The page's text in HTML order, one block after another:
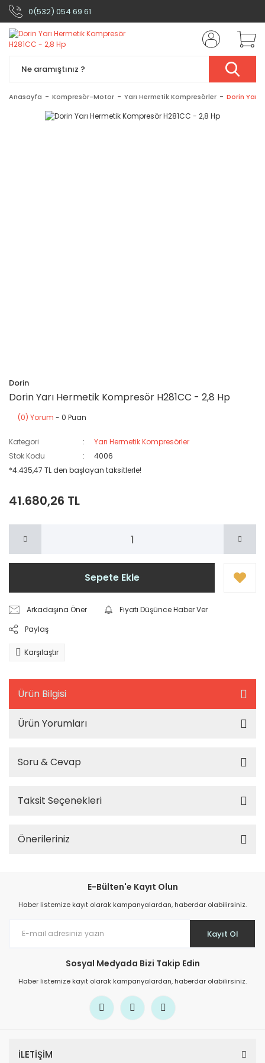
0(532) 054 69 61
Anasayfa Kompresör-Motor Yarı Hermetik Kompresörler Dorin Yarı
Dorin
Dorin Yarı Hermetik Kompresör H281CC - 2,8 Hp
(0) Yorum - 0 Puan
Kategori
Yarı Hermetik Kompresörler
Stok Kodu
4006
*4.435,47 TL den başlayan taksitlerle!
41.680,26 TL
Sepete Ekle
Arkadaşına Öner
Fiyatı Düşünce Haber Ver
Paylaş
Karşılaştır
Ürün Bilgisi
Ürün Yorumları
Soru & Cevap
Taksit Seçenekleri
Önerileriniz
E-Bülten'e Kayıt Olun
Haber listemize kayıt olarak kampanyalardan, haberdar olabilirsiniz.
Kayıt Ol
Sosyal Medyada Bizi Takip Edin
Haber listemize kayıt olarak kampanyalardan, haberdar olabilirsiniz.
İLETİŞİM